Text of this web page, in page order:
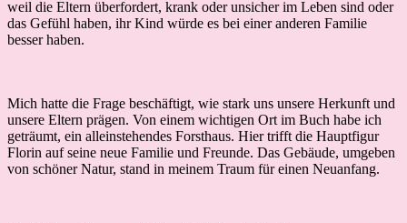
weil die Eltern überfordert, krank oder unsicher im Leben sind oder
das Gefühl haben, ihr Kind würde es bei einer anderen Familie
besser haben.
Mich hatte die Frage beschäftigt, wie stark uns unsere Herkunft und
unsere Eltern prägen. Von einem wichtigen Ort im Buch habe ich
geträumt, ein alleinstehendes Forsthaus. Hier trifft die Hauptfigur
Florin auf seine neue Familie und Freunde. Das Gebäude, umgeben
von schöner Natur, stand in meinem Traum für einen Neuanfang.